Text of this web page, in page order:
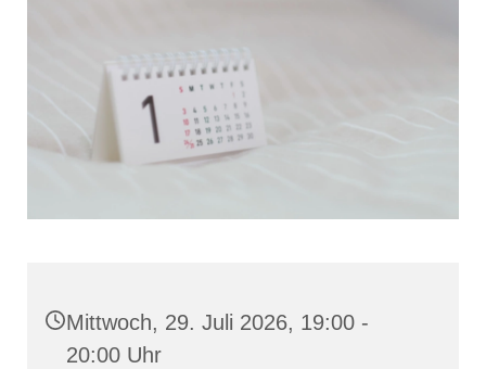
Mittwoch, 29. Juli 2026, 19:00 -
20:00 Uhr